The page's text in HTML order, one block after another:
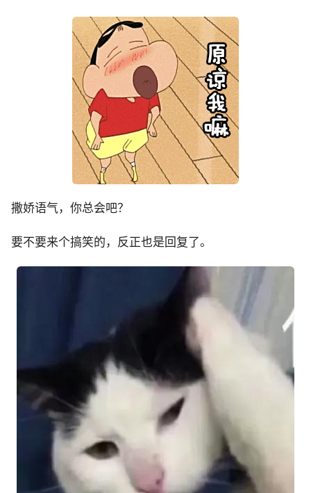
撒娇语气，你总会吧？
要不要来个搞笑的，反正也是回复了。